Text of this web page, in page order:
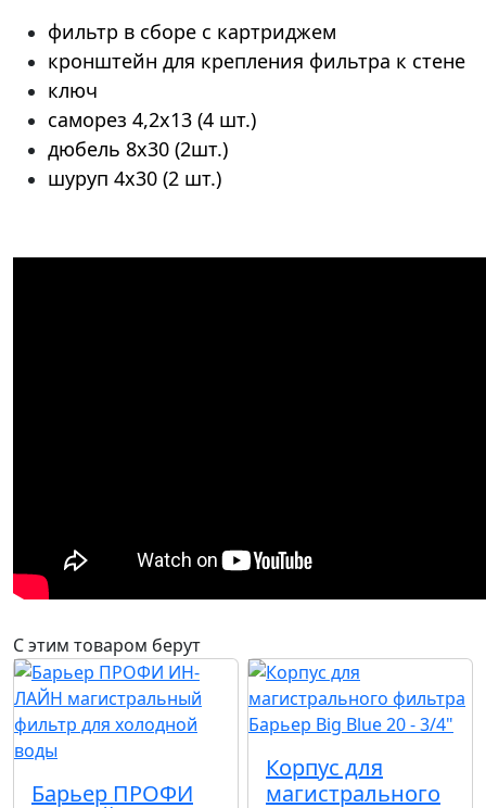
фильтр в сборе с картриджем
кронштейн для крепления фильтра к стене
ключ
саморез 4,2х13 (4 шт.)
дюбель 8х30 (2шт.)
шуруп 4х30 (2 шт.)
С этим товаром берут
Барьер ПРОФИ
Корпус для
магистрального